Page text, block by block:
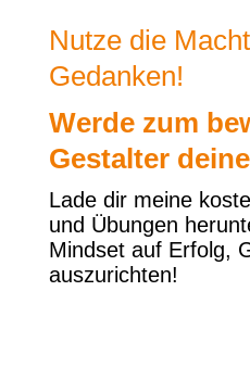
Nutze die
Gedanken!
Werde zum
Gestalter
Lade dir meine
und Übungen
Mindset auf Erfolg,
auszurichten!